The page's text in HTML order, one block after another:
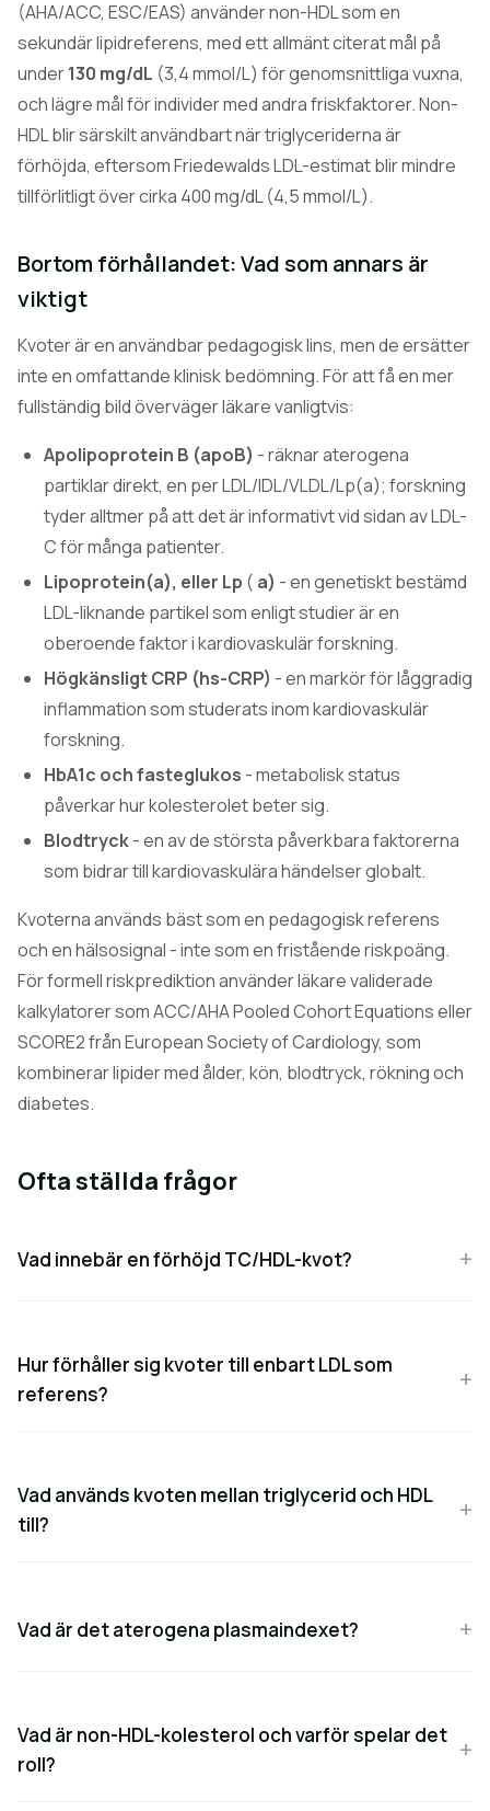
(AHA/ACC, ESC/EAS) använder non-HDL som en
sekundär lipidreferens, med ett allmänt citerat mål på
under130 mg/dL (3,4 mmol/L) för genomsnittliga vuxna,
och lägre mål för individer med andra friskfaktorer. Non-
HDL blir särskilt användbart när triglyceriderna är
förhöjda, eftersom Friedewalds LDL-estimat blir mindre
tillförlitligt över cirka 400 mg/dL (4,5 mmol/L).
Bortom förhållandet: Vad som annars är
viktigt
Kvoter är en användbar pedagogisk lins, men de ersätter
inte en omfattande klinisk bedömning. För att få en mer
fullständig bild överväger läkare vanligtvis:
Apolipoprotein B (apoB) - räknar aterogena
partiklar direkt, en per LDL/IDL/VLDL/Lp(a); forskning
tyder alltmer på att det är informativt vid sidan av LDL-
C för många patienter.
Lipoprotein(a), eller Lp ( a) - en genetiskt bestämd
LDL-liknande partikel som enligt studier är en
oberoende faktor i kardiovaskulär forskning.
Högkänsligt CRP (hs-CRP) - en markör för låggradig
inflammation som studerats inom kardiovaskulär
forskning.
HbA1c och fasteglukos - metabolisk status
påverkar hur kolesterolet beter sig.
Blodtryck- en av de största påverkbara faktorerna
som bidrar till kardiovaskulära händelser globalt.
Kvoterna används bäst som en pedagogisk referens
och en hälsosignal - inte som en fristående riskpoäng.
För formell riskprediktion använder läkare validerade
kalkylatorer som ACC/AHA Pooled Cohort Equations eller
SCORE2 från European Society of Cardiology, som
kombinerar lipider med ålder, kön, blodtryck, rökning och
diabetes.
Ofta ställda frågor
Vad innebär en förhöjd TC/HDL-kvot?
Hur förhåller sig kvoter till enbart LDL som
referens?
Vad används kvoten mellan triglycerid och HDL
till?
Vad är det aterogena plasmaindexet?
Vad är non-HDL-kolesterol och varför spelar det
roll?